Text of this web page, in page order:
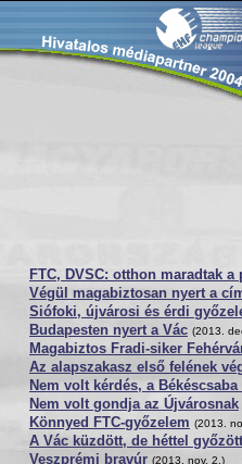
FTC, DVSC: otthon maradtak a
Végül magabiztosan nyert a
Siófoki, újvárosi és érdi
Budapesten nyert a Vác (2013.
Magabiztos Fradi-siker
Az alapszakasz első felének
Nem volt kérdés, a
Nem volt gondja az Újvárosnak
Könnyed FTC-győzelem (2013.
A Vác küzdött, de héttel
Veszprémi bravúr (2013. nov. 2.)